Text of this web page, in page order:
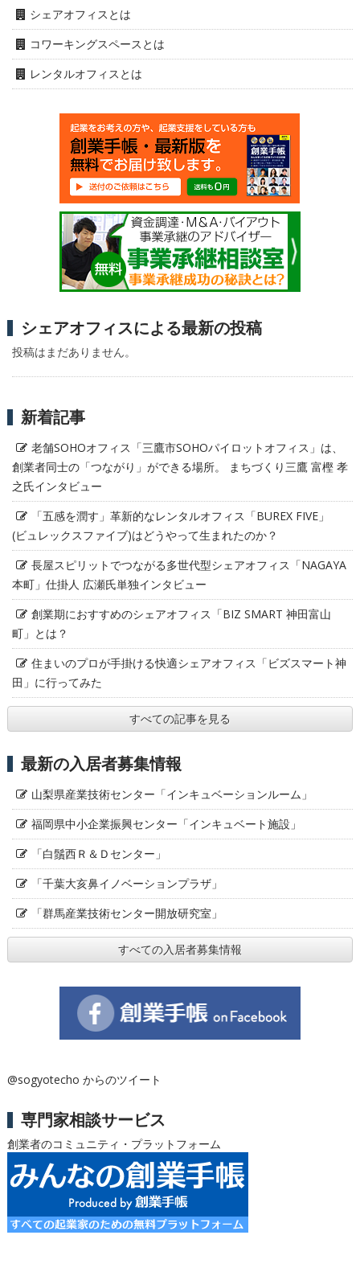
シェアオフィスとは
コワーキングスペースとは
レンタルオフィスとは
シェアオフィスによる最新の投稿
投稿はまだありません。
新着記事
老舗SOHOオフィス「三鷹市SOHOパイロットオフィス」は、
創業者同士の「つながり」ができる場所。 まちづくり三鷹 富樫 孝
之氏インタビュー
「五感を潤す」革新的なレンタルオフィス「BUREX FIVE」
(ビュレックスファイブ)はどうやって生まれたのか？
長屋スピリットでつながる多世代型シェアオフィス「NAGAYA
本町」仕掛人 広瀬氏単独インタビュー
創業期におすすめのシェアオフィス「BIZ SMART 神田富山
町」とは？
住まいのプロが手掛ける快適シェアオフィス「ビズスマート神
田」に行ってみた
すべての記事を見る
最新の入居者募集情報
山梨県産業技術センター「インキュベーションルーム」
福岡県中小企業振興センター「インキュベート施設」
「白鬚西Ｒ＆Ｄセンター」
「千葉大亥鼻イノベーションプラザ」
「群馬産業技術センター開放研究室」
すべての入居者募集情報
@sogyotecho からのツイート
専門家相談サービス
創業者のコミュニティ・プラットフォーム